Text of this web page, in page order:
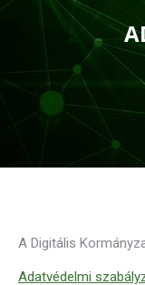
A Digitális
Adatvédelmi